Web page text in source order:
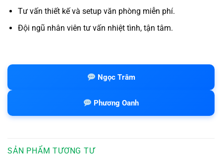
Tư vấn thiết kế và setup văn phòng miễn phí.
Đội ngũ nhân viên tư vấn nhiệt tình, tận tâm.
Ngọc Trâm
Phương Oanh
SẢN PHẨM TƯƠNG TỰ